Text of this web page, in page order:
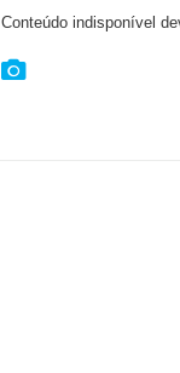
Conteúdo indisponível